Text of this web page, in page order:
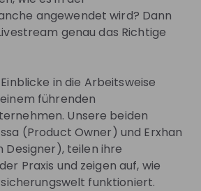
Ahead.
recommendations
angewendet wird? Dann
genau das Richtige
in die Arbeitsweise
führenden
Unsere beiden
(Product Owner) und Erxhan
Designer), teilen ihre
Praxis und zeigen auf, wie
funktioniert.